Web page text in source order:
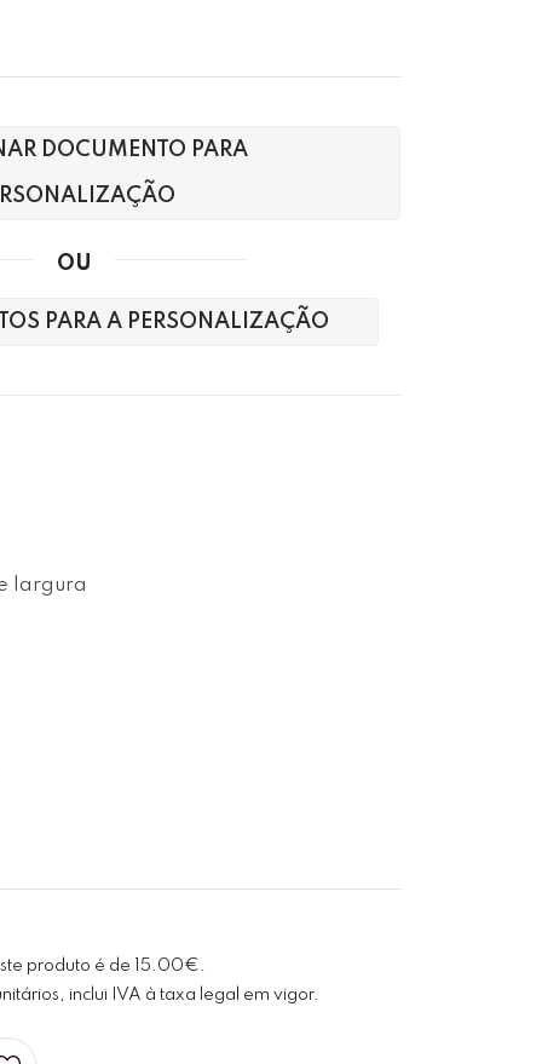
DOCUMENTO PARA
OU
PARA A PERSONALIZAÇÃO
largura
produto é de 15.00€.
inclui IVA à taxa legal em vigor.